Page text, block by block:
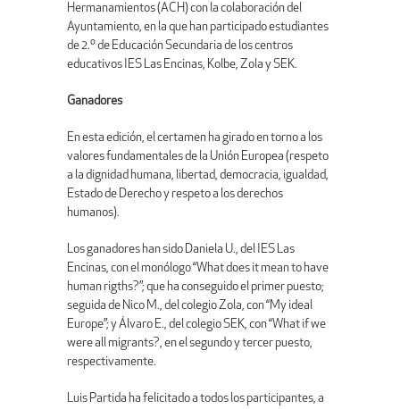
Hermanamientos (ACH) con la colaboración del
Ayuntamiento, en la que han participado estudiantes
de 2.º de Educación Secundaria de los centros
educativos IES Las Encinas, Kolbe, Zola y SEK.
Ganadores
En esta edición, el certamen ha girado en torno a los
valores fundamentales de la Unión Europea (respeto
a la dignidad humana, libertad, democracia, igualdad,
Estado de Derecho y respeto a los derechos
humanos).
Los ganadores han sido Daniela U., del IES Las
Encinas, con el monólogo “What does it mean to have
human rigths?”; que ha conseguido el primer puesto;
seguida de Nico M., del colegio Zola, con “My ideal
Europe”; y Álvaro E., del colegio SEK, con “What if we
were all migrants?, en el segundo y tercer puesto,
respectivamente.
Luis Partida ha felicitado a todos los participantes, a